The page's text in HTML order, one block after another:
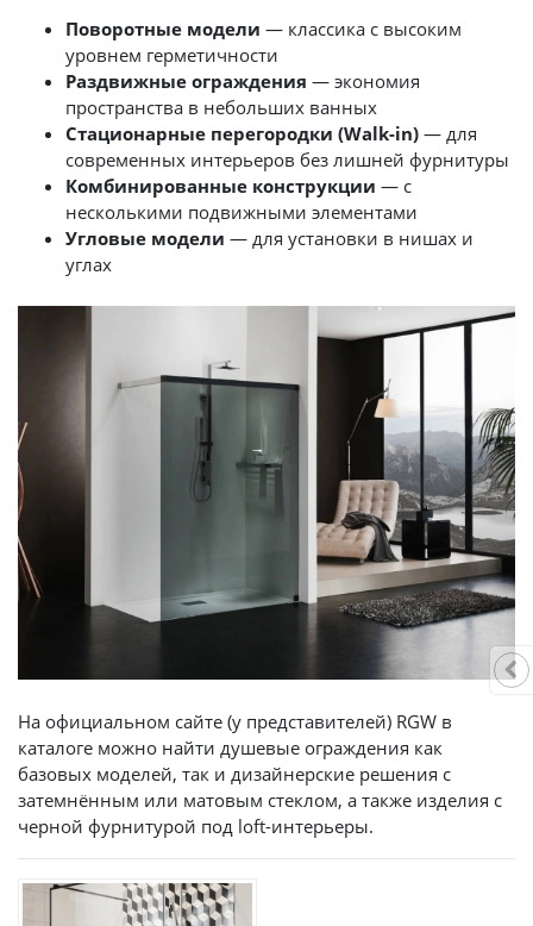
Поворотные модели — классика с высоким
уровнем герметичности
Раздвижные ограждения — экономия
пространства в небольших ванных
Стационарные перегородки (Walk-in) — для
современных интерьеров без лишней фурнитуры
Комбинированные конструкции — с
несколькими подвижными элементами
Угловые модели — для установки в нишах и
углах
На официальном сайте (у представителей) RGW в
каталоге можно найти душевые ограждения как
базовых моделей, так и дизайнерские решения с
затемнённым или матовым стеклом, а также изделия с
черной фурнитурой под loft-интерьеры.